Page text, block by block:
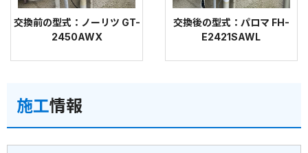
交換前の型式：ノーリツ GT-
2450AWX
交換後の型式：パロマ FH-
E2421SAWL
施工情報